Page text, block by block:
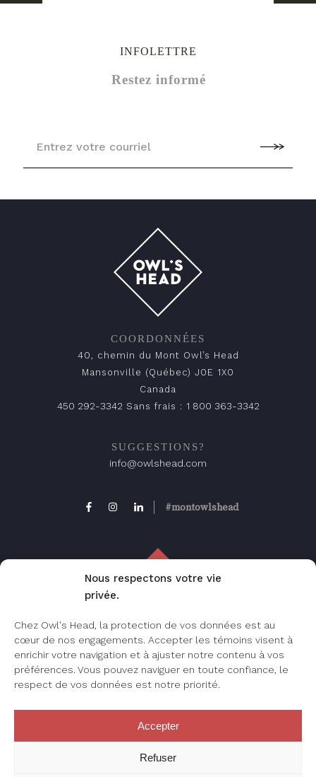
Nous respectons votre vie
privée.
Chez Owl's Head, la protection de vos données est au
cœur de nos engagements. Accepter les témoins visent à
enrichir votre navigation et à ajuster notre contenu à vos
préférences. Vous pouvez naviguer en toute confiance, le
respect de vos données est notre priorité.
Accepter
Refuser
INFOLETTRE
Restez informé
COORDONNÉES
40, chemin du Mont Owl’s Head
Mansonville (Québec) J0E 1X0
Canada
450 292-3342 Sans frais : 1 800 363-3342
SUGGESTIONS?
info@owlshead.com
#montowlshead
Foire aux questions, consultez cette page
pour les questions les plus fréquemment
posées.
Créez votre compte Owl’s Head sur notre